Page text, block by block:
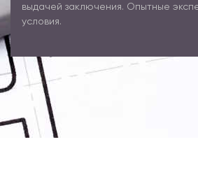
выдачей заключения. Опытные
условия.